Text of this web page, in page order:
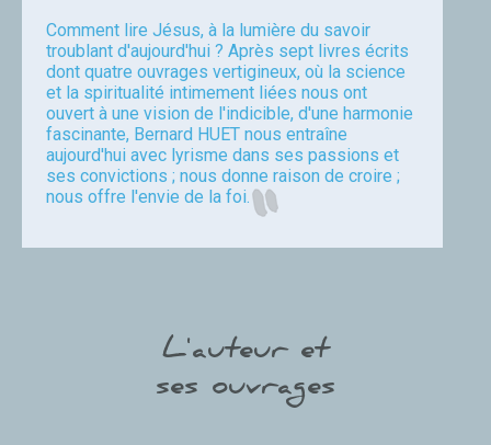
Comment lire Jésus, à la lumière du savoir
troublant d'aujourd'hui ? Après sept livres écrits
dont quatre ouvrages vertigineux, où la science
et la spiritualité intimement liées nous ont
ouvert à une vision de l'indicible, d'une harmonie
fascinante, Bernard HUET nous entraîne
aujourd'hui avec lyrisme dans ses passions et
ses convictions ; nous donne raison de croire ;
nous offre l'envie de la foi.
L'auteur et
ses ouvrages